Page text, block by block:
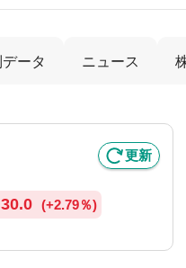
ータ ニュース
更新
30.0 (+2.79％)